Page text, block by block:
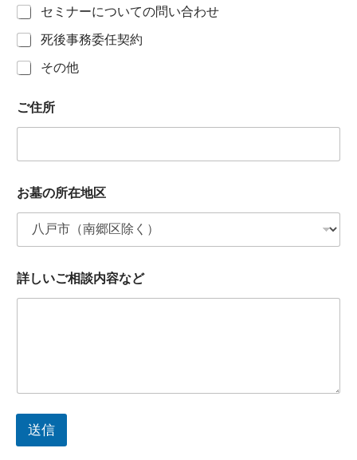
セミナーについての問い合わせ
死後事務委任契約
その他
ご住所
お墓の所在地区
詳しいご相談内容など
送信